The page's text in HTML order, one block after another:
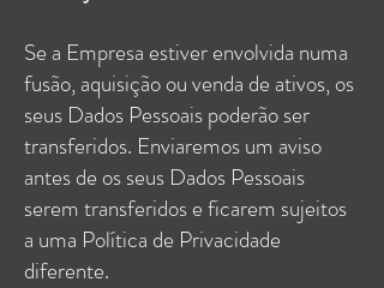
Se a Empresa estiver envolvida numa
fusão, aquisição ou venda de ativos, os
seus Dados Pessoais poderão ser
transferidos. Enviaremos um aviso
antes de os seus Dados Pessoais
serem transferidos e ficarem sujeitos
a uma Política de Privacidade
diferente.